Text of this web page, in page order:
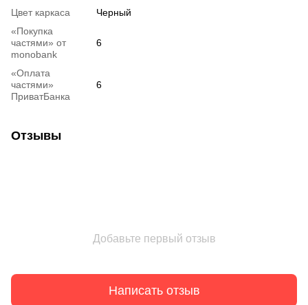
Цвет каркаса
Черный
«Покупка
частями» от
monobank
6
«Оплата
частями»
ПриватБанка
6
Отзывы
Добавьте первый отзыв
Написать отзыв